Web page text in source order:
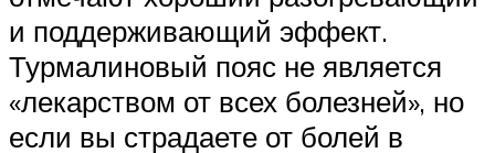
и поддерживающий эффект.
Турмалиновый пояс не является
«лекарством от всех болезней», но
если вы страдаете от болей в